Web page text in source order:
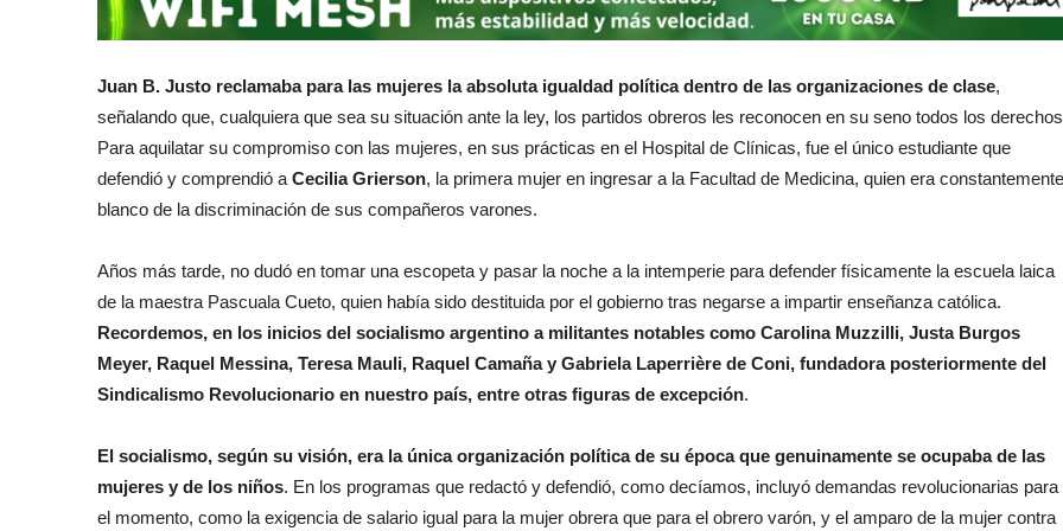
Juan B. Justo reclamaba para las mujeres la absoluta igualdad política dentro de las organizaciones de clase,
señalando que, cualquiera que sea su situación ante la ley, los partidos obreros les reconocen en su seno todos los
Para aquilatar su compromiso con las mujeres, en sus prácticas en el Hospital de Clínicas, fue el único estudiante que
defendió y comprendió a Cecilia Grierson, la primera mujer en ingresar a la Facultad de Medicina, quien era constantemente
blanco de la discriminación de sus compañeros varones.
Años más tarde, no dudó en tomar una escopeta y pasar la noche a la intemperie para defender físicamente la escuela laica
de la maestra Pascuala Cueto, quien había sido destituida por el gobierno tras negarse a impartir enseñanza católica.
Recordemos, en los inicios del socialismo argentino a militantes notables como Carolina Muzzilli, Justa Burgos
Meyer, Raquel Messina, Teresa Mauli, Raquel Camaña y Gabriela Laperrière de Coni, fundadora posteriormente del
Sindicalismo Revolucionario en nuestro país, entre otras figuras de excepción.
El socialismo, según su visión, era la única organización política de su época que genuinamente se ocupaba de las
mujeres y de los niños. En los programas que redactó y defendió, como decíamos, incluyó demandas revolucionarias para
el momento, como la exigencia de salario igual para la mujer obrera que para el obrero varón, y el amparo de la mujer contra